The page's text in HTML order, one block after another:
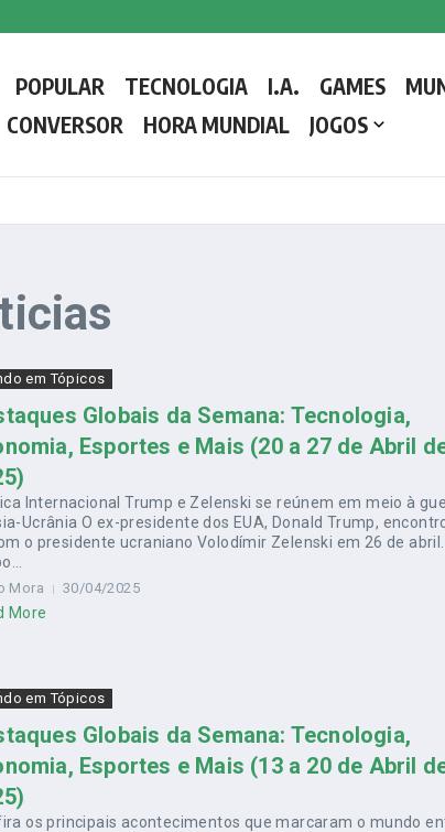
a Igreja Católica
como o Conclave decide o próximo líder da Igreja Católica
POPULAR TECNOLOGIA I.A. GAMES
CONVERSOR HORA MUNDIAL JOGOS
em Tópicos
Globais da Semana: Tecnologia,
Esportes e Mais (20 a 27 de Abril
Internacional Trump e Zelenski se reúnem em meio à
Ucrânia O ex-presidente dos EUA, Donald Trump,
o presidente ucraniano Volodímir Zelenski em 26 de abril.
Mora 30/04/2025
More
em Tópicos
Globais da Semana: Tecnologia,
Esportes e Mais (13 a 20 de Abril
os principais acontecimentos que marcaram o mundo